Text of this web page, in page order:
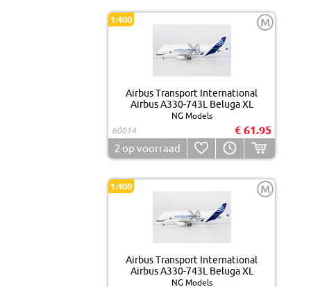
1:400 M
Airbus Transport International
Airbus A330-743L Beluga XL
NG Models
60014
€ 61.95
2 op voorraad
1:400 M
Airbus Transport International
Airbus A330-743L Beluga XL
NG Models